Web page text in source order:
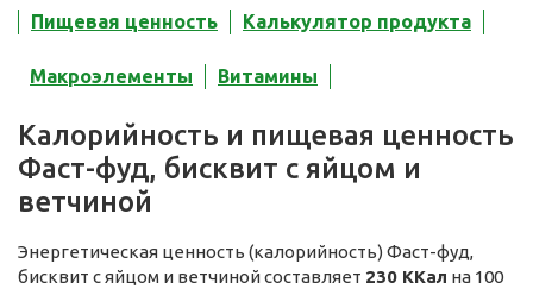
Пищевая ценность Калькулятор продукта
Макроэлементы Витамины
Калорийность и пищевая ценность
Фаст-фуд, бисквит с яйцом и
ветчиной
Энергетическая ценность (калорийность) Фаст-фуд,
бисквит с яйцом и ветчиной составляет 230 ККал на 100